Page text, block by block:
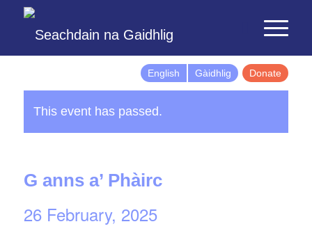
English Gàidhlig Donate
This event has passed.
G anns a’ Phàirc
26 February, 2025